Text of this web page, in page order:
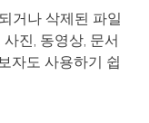
거나 삭제된 파일
진, 동영상, 문서
자도 사용하기 쉽